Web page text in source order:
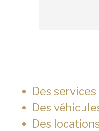
Des
Des
Des